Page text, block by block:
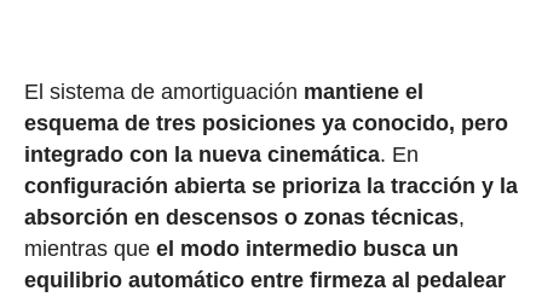
El sistema de amortiguación mantiene el
esquema de tres posiciones ya conocido, pero
integrado con la nueva cinemática. En
configuración abierta se prioriza la tracción y la
absorción en descensos o zonas técnicas,
mientras que el modo intermedio busca un
equilibrio automático entre firmeza al pedalear